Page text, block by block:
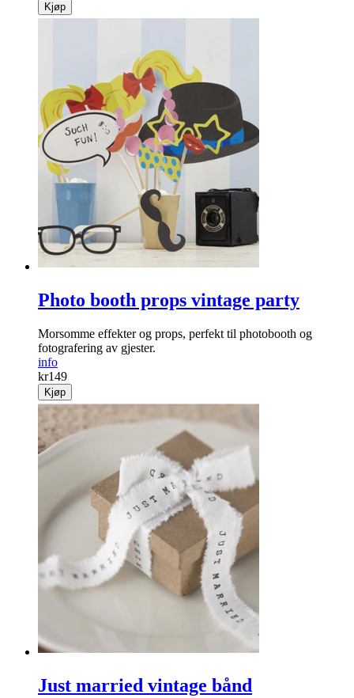
Kjøp
Photo booth props vintage party
Morsomme effekter og props, perfekt til photobooth og
fotografering av gjester.
info
kr149
Kjøp
Just married vintage bånd